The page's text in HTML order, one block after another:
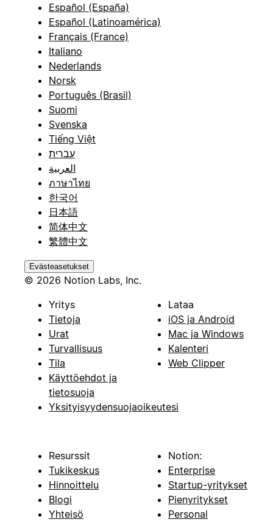
Español (España)
Español (Latinoamérica)
Français (France)
Italiano
Nederlands
Norsk
Português (Brasil)
Suomi
Svenska
Tiếng Việt
עברית
العربية
ภาษาไทย
한국어
日本語
简体中文
繁體中文
Evästeasetukset
© 2026 Notion Labs, Inc.
Yritys
Tietoja
Urat
Turvallisuus
Tila
Käyttöehdot ja
tietosuoja
Yksityisyydensuojaoikeutesi
Lataa
iOS ja Android
Mac ja Windows
Kalenteri
Web Clipper
Resurssit
Tukikeskus
Hinnoittelu
Blogi
Yhteisö
Notion:
Enterprise
Startup-yritykset
Pienyritykset
Personal